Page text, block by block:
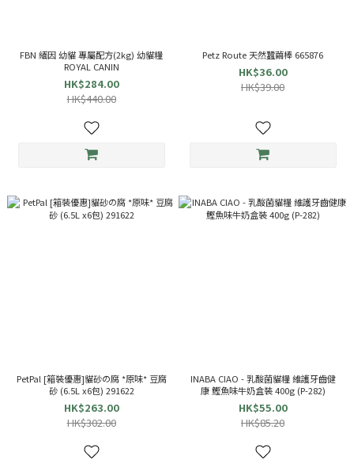
FBN 緬因 幼貓 專屬配方(2kg) 幼貓糧
ROYAL CANIN
HK$284.00
HK$440.00
Petz Route 天然蠶繭棒 665876
HK$36.00
HK$39.00
PetPal [箱裝優惠]貓砂の腐 *原味* 豆腐
砂 (6.5L x6包) 291622
HK$263.00
HK$302.00
INABA CIAO - 乳酸菌貓糧 維護牙齒健
康 鰹魚味牛奶盒裝 400g (P-282)
HK$55.00
HK$85.20